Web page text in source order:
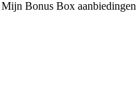
Mijn Bonus Box aanbiedingen